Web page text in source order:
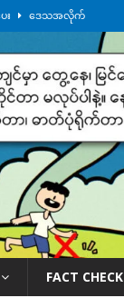
း ဒေသအလိုက်
ဆန္ဒပြ
ဒေသအလိုက် သတင်း
ောပါသေဆုံး
မြို့ပေါ် ရေတက်
FACT CHECK